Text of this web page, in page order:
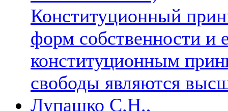
Конституционный
форм собственности и
конституционным
свободы являются
Лупашко С.Н.,